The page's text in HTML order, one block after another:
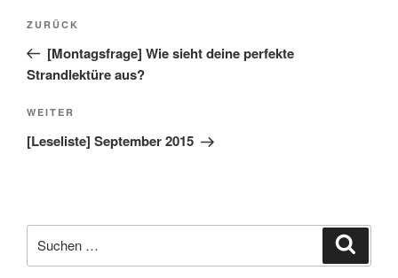
Beitragsnavigation
Vorheriger
Beitrag
ZURÜCK
[Montagsfrage] Wie sieht deine perfekte
Strandlektüre aus?
Nächster
Beitrag
WEITER
[Leseliste] September 2015
nach: